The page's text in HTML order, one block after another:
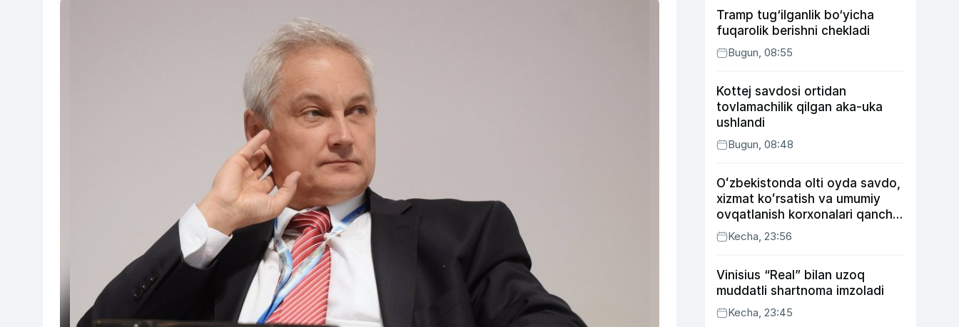
Tramp tug‘ilganlik bo‘yicha
fuqarolik berishni chekladi
Bugun, 08:55
Kottej savdosi ortidan
tovlamachilik qilgan aka-uka
ushlandi
Bugun, 08:48
Oʻzbekistonda olti oyda savdo,
xizmat koʻrsatish va umumiy
ovqatlanish korxonalari qancha
soliq toʻlagani ochiqlandi
Kecha, 23:56
Vinisius “Real” bilan uzoq
muddatli shartnoma imzoladi
Kecha, 23:45